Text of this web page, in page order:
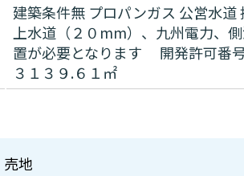
建築条件無 プロパンガス 公営水道
上水道（２０mm）、九州電力
置が必要となります 開発許可
３１３９.６１㎡
売地